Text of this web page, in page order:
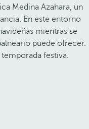
Medina Azahara, un
En este entorno
mientras se
puede ofrecer.
festiva.